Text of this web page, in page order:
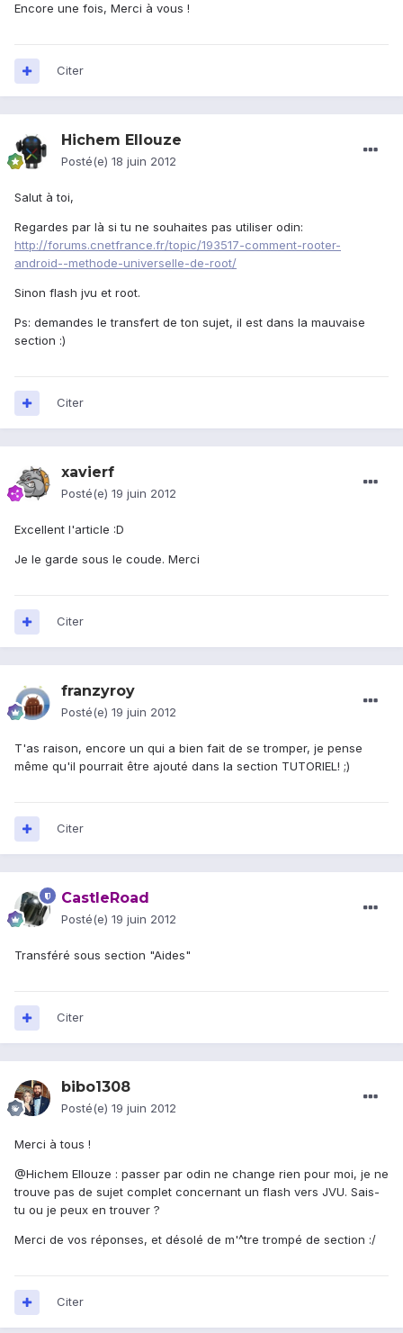
Encore une fois, Merci à vous !
Citer
Hichem Ellouze
Posté(e) 18 juin 2012
Salut à toi,
Regardes par là si tu ne souhaites pas utiliser odin:
http://forums.cnetfrance.fr/topic/193517-comment-rooter-
android--methode-universelle-de-root/
Sinon flash jvu et root.
Ps: demandes le transfert de ton sujet, il est dans la mauvaise
section :)
Citer
xavierf
Posté(e) 19 juin 2012
Excellent l'article :D
Je le garde sous le coude. Merci
Citer
franzyroy
Posté(e) 19 juin 2012
T'as raison, encore un qui a bien fait de se tromper, je pense
même qu'il pourrait être ajouté dans la section TUTORIEL! ;)
Citer
CastleRoad
Posté(e) 19 juin 2012
Transféré sous section "Aides"
Citer
bibo1308
Posté(e) 19 juin 2012
Merci à tous !
@Hichem Ellouze : passer par odin ne change rien pour moi, je ne
trouve pas de sujet complet concernant un flash vers JVU. Sais-
tu ou je peux en trouver ?
Merci de vos réponses, et désolé de m'^tre trompé de section :/
Citer